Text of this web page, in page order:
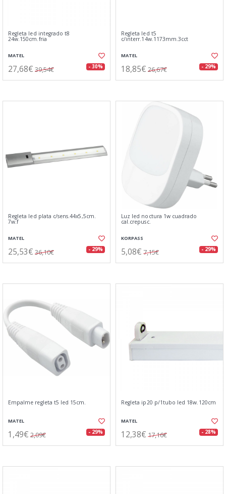
Regleta led integrado t8
24w.150cm.fria
MATEL
27,68€ 39,54€ - 30%
Regleta led t5
c/interr.14w.1173mm.3cct
MATEL
18,85€ 26,67€ - 29%
Regleta led plata c/sens.44x5,5cm.
7w.f
MATEL
25,53€ 36,10€ - 29%
Luz led noctura 1w cuadrado
cal.crepusc.
KORPASS
5,08€ 7,15€ - 29%
Empalme regleta t5 led 15cm.
MATEL
1,49€ 2,09€ - 29%
Regleta ip20 p/1tubo led 18w.120cm
MATEL
12,38€ 17,16€ - 28%